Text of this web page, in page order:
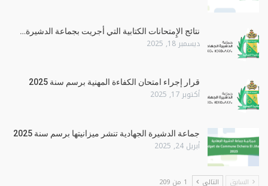
نتائج الإِمتحانات الكتابية التي أجريت بجماعة الدشيرة…
ديسمبر 18, 2025
قرار إجراء امتحان الكفاءة المهنية برسم سنة 2025
أكتوبر 17, 2025
جماعة الدشيرة الجهادية تنشر ميزانيتها برسم سنة 2025
أبريل 24, 2025
السابق التالي 1 من 209